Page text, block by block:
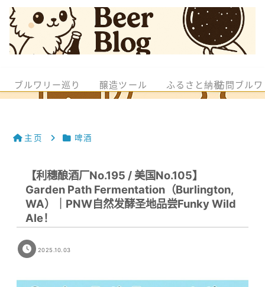
ブルワリー巡り 醸造ツール ふるさと納税訪問ブル
主页 啤酒
【利穗酿酒厂No.195 / 美国No.105】
Garden Path Fermentation（Burlington,
WA）｜PNW自然发酵圣地品尝Funky Wild
Ale！
2025.10.03